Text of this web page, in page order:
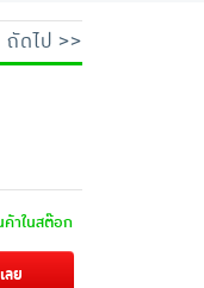
ถัดไป >>
ค้าในสต๊อก
ลย